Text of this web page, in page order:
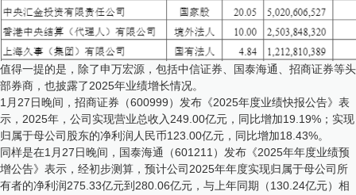
值得一提的是，除了申万宏源，包括中信证券、国泰海通、招商证券等头
部券商，也披露了2025年业绩增长情况。
1月27日晚间，招商证券（600999）发布《2025年度业绩快报公告》表
示，2025年，公司实现营业总收入249.00亿元，同比增加19.19%；实现
归属于母公司股东的净利润人民币123.00亿元，同比增加18.43%。
同样是在1月27日晚间，国泰海通（601211）发布《2025年年度业绩预
增公告》表示，经初步测算，预计公司2025年年度实现归属于母公司所
有者的净利润275.33亿元到280.06亿元，与上年同期（130.24亿元）相